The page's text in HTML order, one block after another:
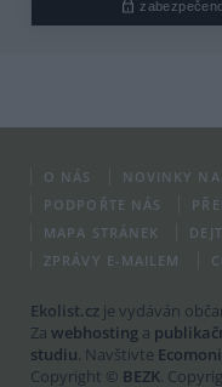
O NÁS NOVINKY NA
PODPOŘTE NÁS
MAPA STRÁNEK
ZPRÁVY E-MAILEM
Ekolist.cz je vydáván
Za webhosting a
studiu. Navštivte
Copyright © BEZK.